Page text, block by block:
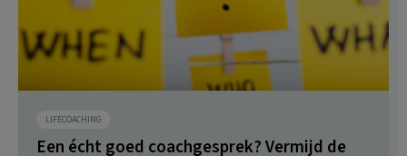
LIFECOACHING
Een écht goed coachgesprek? Vermijd de